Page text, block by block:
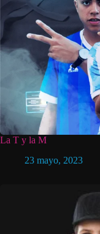
La T y la M
23 mayo, 2023